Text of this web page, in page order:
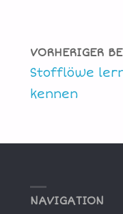
VORHERIGER
Stofflöwe
kennen
NAVIGATION